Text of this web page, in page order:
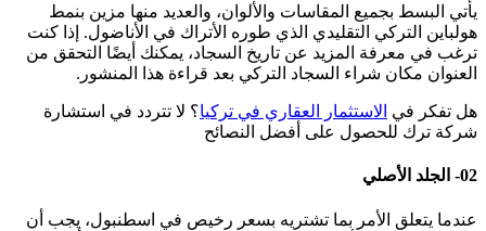
يأتي البسط بجميع المقاسات والألوان، والعديد منها مزين بنمط
هولباين التركي التقليدي الذي طوره الأتراك في الأناضول. إذا كنت
ترغب في معرفة المزيد عن تاريخ السجاد، يمكنك أيضًا التحقق من
العنوان مكان شراء السجاد التركي بعد قراءة هذا المنشور.
هل تفكر في الاستثمار العقاري في تركيا؟ لا تتردد في استشارة
شركة ترك للحصول على أفضل النصائح
02- الجلد الأصلي
عندما يتعلق الأمر بما تشتريه بسعر رخيص في اسطنبول، يجب أن